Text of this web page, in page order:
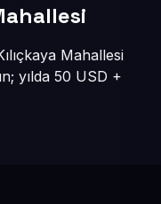
Mahallesi
yılda 50 USD +